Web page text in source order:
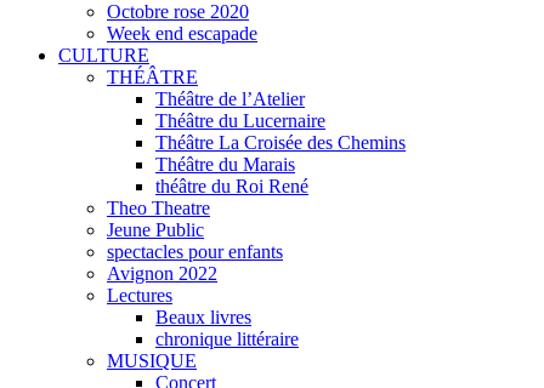
Octobre rose 2020
Week end escapade
CULTURE
THÉÂTRE
Théâtre de l’Atelier
Théâtre du Lucernaire
Théâtre La Croisée des Chemins
Théâtre du Marais
théâtre du Roi René
Theo Theatre
Jeune Public
spectacles pour enfants
Avignon 2022
Lectures
Beaux livres
chronique littéraire
MUSIQUE
Concert